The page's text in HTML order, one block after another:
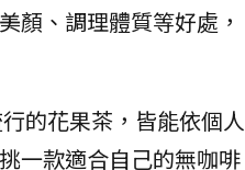
顏、調理體質等好處，
的花果茶，皆能依個人
一款適合自己的無咖啡